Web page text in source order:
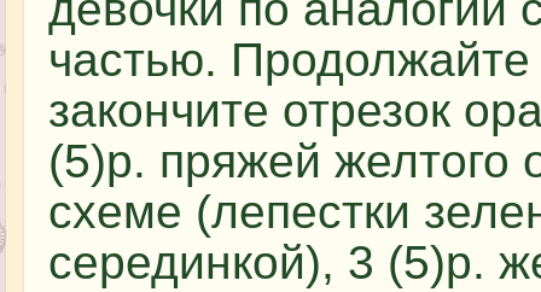
частью.
закончите отрезок
(5)р. пряжей желтого
схеме (лепестки
серединкой), 3 (5)р.